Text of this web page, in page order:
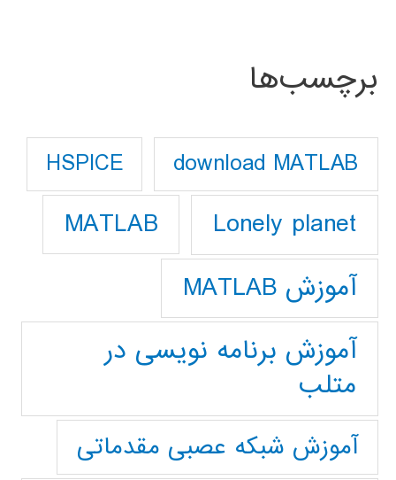
برچسب‌ها
download MATLAB
HSPICE
Lonely planet
MATLAB
آموزش MATLAB
آموزش برنامه نویسی در
متلب
آموزش شبکه عصبی مقدماتی